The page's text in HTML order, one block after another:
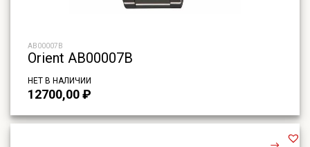
AB00007B
Orient AB00007B
НЕТ В НАЛИЧИИ
12700,00₽